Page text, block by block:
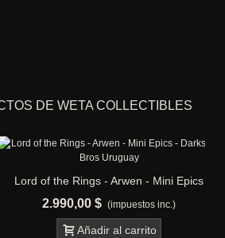
DE WETA COLLECTIBLES
- Arwen - Mini Epics
(impuestos inc.)
Añadir al carrito
Lord of the